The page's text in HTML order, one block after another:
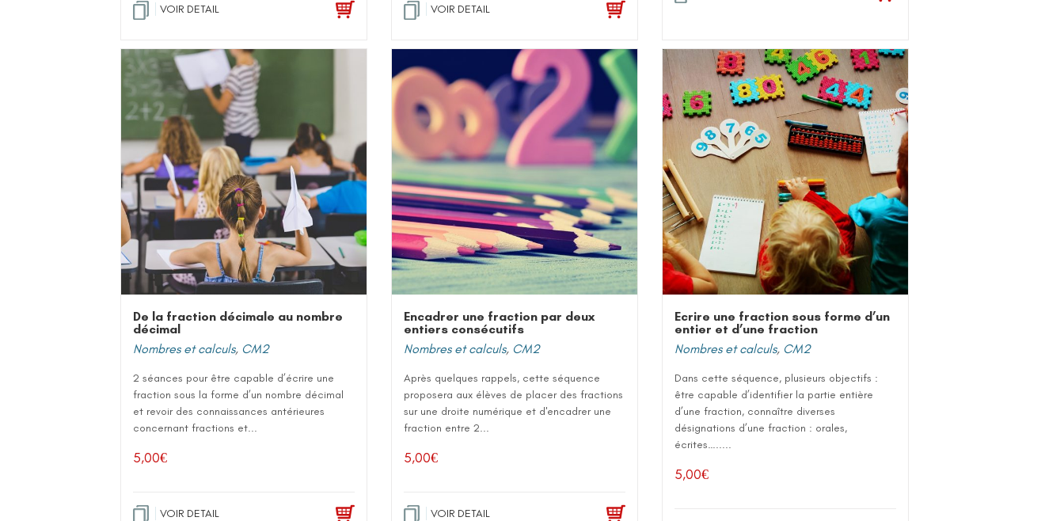
VOIR DETAIL VOIR DETAIL
De la fraction décimale au nombre
décimal
Nombres et calculs, CM2
2 séances pour être capable d’écrire une
fraction sous la forme d’un nombre décimal
et revoir des connaissances antérieures
concernant fractions et...
5,00€
VOIR DETAIL
Encadrer une fraction par deux
entiers consécutifs
Nombres et calculs, CM2
Après quelques rappels, cette séquence
proposera aux élèves de placer des fractions
sur une droite numérique et d'encadrer une
fraction entre 2...
5,00€
VOIR DETAIL
Ecrire une fraction sous forme d’un
entier et d’une fraction
Nombres et calculs, CM2
Dans cette séquence, plusieurs objectifs :
être capable d’identifier la partie entière
d’une fraction, connaître diverses
désignations d’une fraction : orales,
écrites….....
5,00€